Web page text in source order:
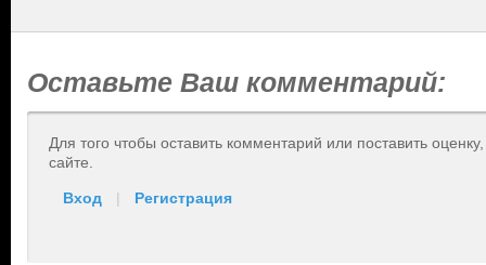
Оставьте Ваш комментарий:
Для того чтобы оставить комментарий или поставить
сайте.
Вход | Регистрация